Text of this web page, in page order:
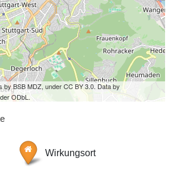
by BSB MDZ, under CC BY 3.0. Data by
ODbL.
Wirkungsort